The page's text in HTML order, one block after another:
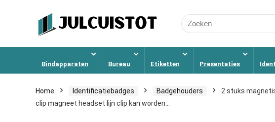
Search
for:
Bindapparaten Bureau Etiketten Presentaties
Home Identificatiebadges Badgehouders
2 stuks
clip magneet headset lijn clip kan worden…